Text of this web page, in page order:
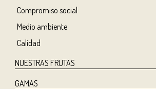
Compromiso social
Medio ambiente
Calidad
NUESTRAS FRUTAS
GAMAS